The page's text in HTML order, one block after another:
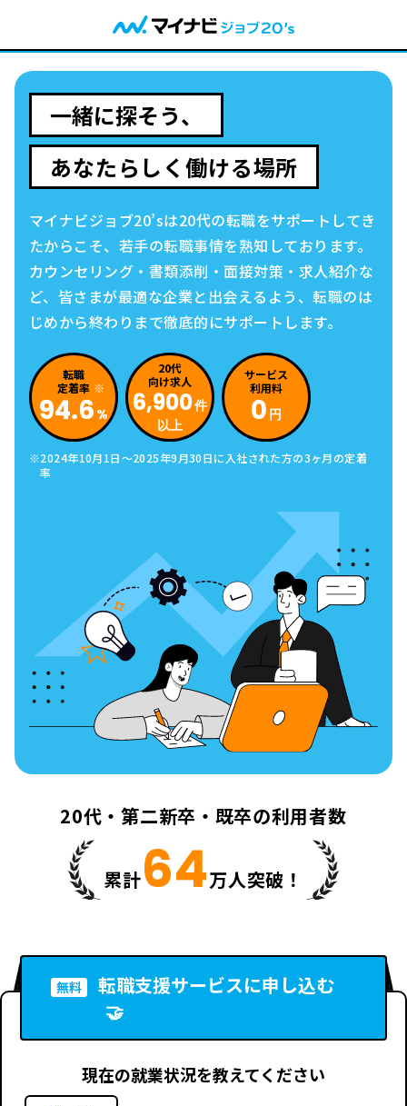
一緒に探そう、
あなたらしく働ける場所
マイナビジョブ20’sは20代の転職をサポートしてき
たからこそ、 若手の転職事情を熟知しております。
カウンセリング・書類添削・面接対策・求人紹介な
ど、 皆さまが最適な企業と出会えるよう、転職のは
じめから終わりまで徹底的にサポートします。
転職
定着率
94.6 %
20代
向け求人
6,900件
以上
サービス
利用料
0 円
2024年10月1日～2025年9月30日に入社された方の3ヶ月の定着
率
20代・第二新卒・既卒の利用者数
累計64万人突破！
無料
転職支援サービスに申し込む
🤝
現在の就業状況を教えてください